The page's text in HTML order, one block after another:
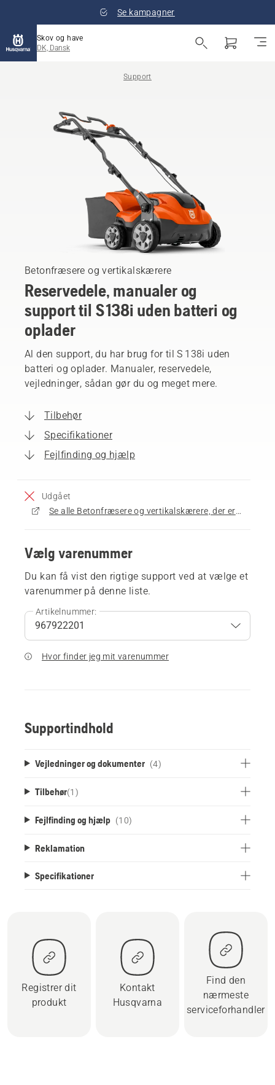
Se kampagner
Skov og have
DK, Dansk
Support
Betonfræsere og vertikalskærere
Reservedele, manualer og
support til S 138i uden batteri og
oplader
Al den support, du har brug for til S 138i uden
batteri og oplader. Manualer, reservedele,
vejledninger, sådan gør du og meget mere.
Tilbehør
Specifikationer
Fejlfinding og hjælp
Udgået
Se alle Betonfræsere og vertikalskærere, der er til salg
Vælg varenummer
Du kan få vist den rigtige support ved at vælge et
varenummer på denne liste.
Artikelnummer:
Hvor finder jeg mit varenummer
Supportindhold
Vejledninger og dokumenter (4)
Tilbehør(1 )
Fejlfinding og hjælp (10)
Reklamation
Specifikationer
Registrer dit
produkt
Kontakt
Husqvarna
Find den
nærmeste
serviceforhandler